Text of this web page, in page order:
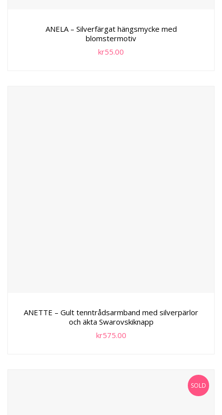
ANELA – Silverfärgat hängsmycke med
blomstermotiv
kr55.00
ANETTE – Gult tenntrådsarmband med silverpärlor
och äkta Swarovskiknapp
kr575.00
SOLD